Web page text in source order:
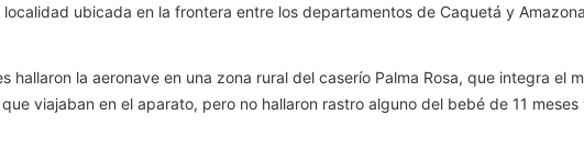
localidad ubicada en la frontera entre los departamentos de Caquetá y
hallaron la aeronave en una zona rural del caserío Palma Rosa, que integra el
viajaban en el aparato, pero no hallaron rastro alguno del bebé de 11